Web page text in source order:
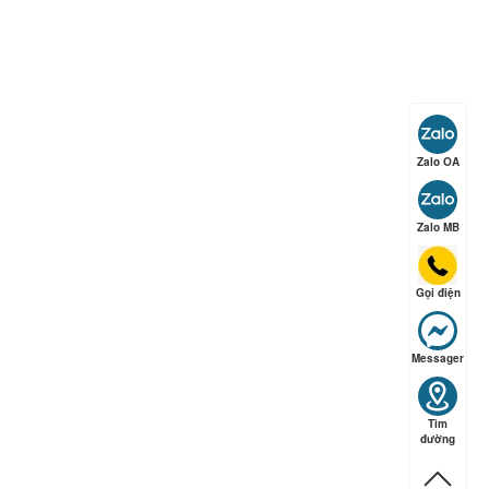
Zalo OA
Zalo MB
Gọi điện
Messager
Tìm
đường